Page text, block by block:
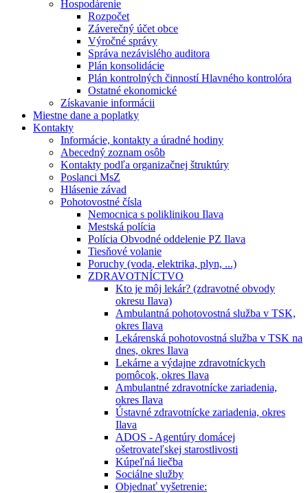
Hospodárenie
Rozpočet
Záverečný účet obce
Výročné správy
Správa nezávislého auditora
Plán konsolidácie
Plán kontrolných činností Hlavného kontrolóra
Ostatné ekonomické
Získavanie informácii
Miestne dane a poplatky
Kontakty
Informácie, kontakty a úradné hodiny
Abecedný zoznam osôb
Kontakty podľa organizačnej štruktúry
Poslanci MsZ
Hlásenie závad
Pohotovostné čísla
Nemocnica s poliklinikou Ilava
Mestská polícia
Polícia Obvodné oddelenie PZ Ilava
Tiesňové volanie
Poruchy (voda, elektrika, plyn, ...)
ZDRAVOTNÍCTVO
Kto je môj lekár? (zdravotné obvody
okresu Ilava)
Ambulantná pohotovostná služba v TSK,
okres Ilava
Lekárenská pohotovostná služba v TSK na
dnes, okres Ilava
Lekárne a výdajne zdravotníckych
pomôcok, okres Ilava
Ambulantné zdravotnícke zariadenia,
okres Ilava
Ústavné zdravotnícke zariadenia, okres
Ilava
ADOS - Agentúry domácej
ošetrovateľskej starostlivosti
Kúpeľná liečba
Sociálne služby
Objednať vyšetrenie: